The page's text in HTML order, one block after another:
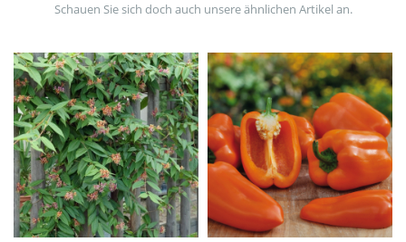
Schauen Sie sich doch auch unsere ähnlichen Artikel an.